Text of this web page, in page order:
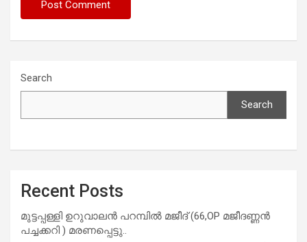
Search
Search
Recent Posts
മുട്ടപ്പള്ളി ഉറുവാലൻ പറമ്പിൽ മജീദ് (66,OP മജീദണ്ണൻ
പച്ചക്കറി ) മരണപ്പെട്ടു..